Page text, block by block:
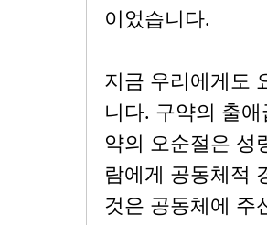
이었습니다.
지금 우리에게도
니다. 구약의 출
약의 오순절은 성
람에게 공동체적
것은 공동체에 주